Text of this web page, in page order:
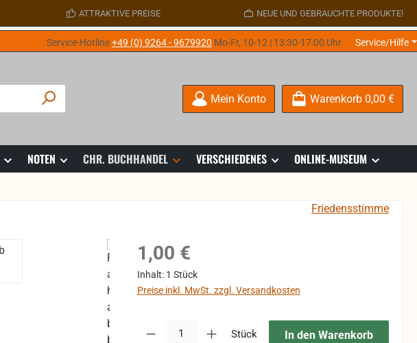
ATTRAKTIVE PREISE NEUE UND GEBRAUCHTE PRODUKTE!
Service-Hotline+49 (0) 9264 - 9679920 Mo-Fr, 10-12 | 13:30-17:00 Uhr Service/Hilfe
Mein Konto Warenkorb 0,00 €
NOTEN CHR. BUCHHANDEL VERSCHIEDENES ONLINE-MUSEUM
Friedensstimme
Regulärer Preis:
1,00 €
Inhalt: 1 Stück
Preise inkl. MwSt. zzgl. Versandkosten
Produkt Anzahl: Gib den gewünschten Wert ein oder benutze
Stück In den Warenkorb